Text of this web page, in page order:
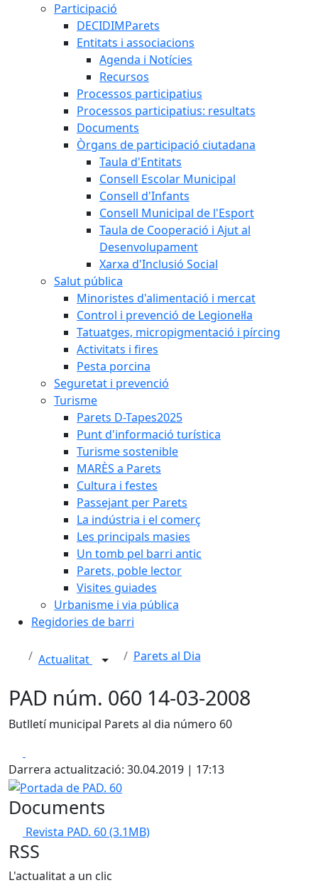
Participació
DECIDIMParets
Entitats i associacions
Agenda i Notícies
Recursos
Processos participatius
Processos participatius: resultats
Documents
Òrgans de participació ciutadana
Taula d'Entitats
Consell Escolar Municipal
Consell d'Infants
Consell Municipal de l'Esport
Taula de Cooperació i Ajut al
Desenvolupament
Xarxa d'Inclusió Social
Salut pública
Minoristes d'alimentació i mercat
Control i prevenció de Legionel·la
Tatuatges, micropigmentació i pírcing
Activitats i fires
Pesta porcina
Seguretat i prevenció
Turisme
Parets D-Tapes2025
Punt d'informació turística
Turisme sostenible
MARÈS a Parets
Cultura i festes
Passejant per Parets
La indústria i el comerç
Les principals masies
Un tomb pel barri antic
Parets, poble lector
Visites guiades
Urbanisme i via pública
Regidories de barri
Actualitat Parets al Dia
PAD núm. 060 14-03-2008
Butlletí municipal Parets al dia número 60
Darrera actualització: 30.04.2019 | 17:13
Portada de PAD. 60
Documents
Revista PAD. 60(3.1MB)
RSS
L'actualitat a un clic